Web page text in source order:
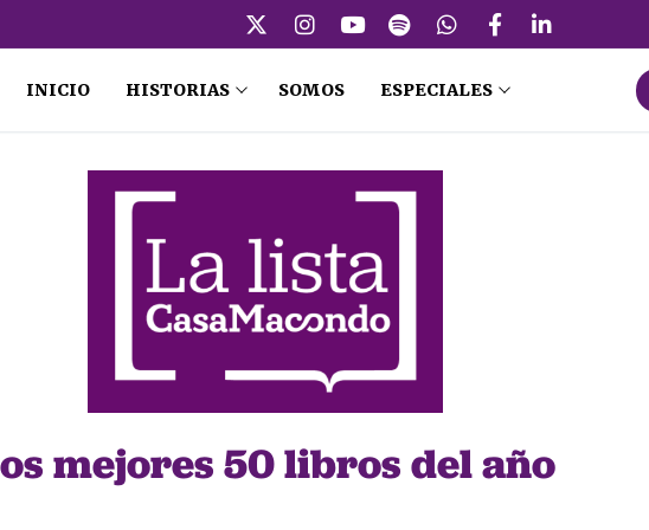
INICIO HISTORIAS SOMOS ESPECIALES
mejores 50 libros del año